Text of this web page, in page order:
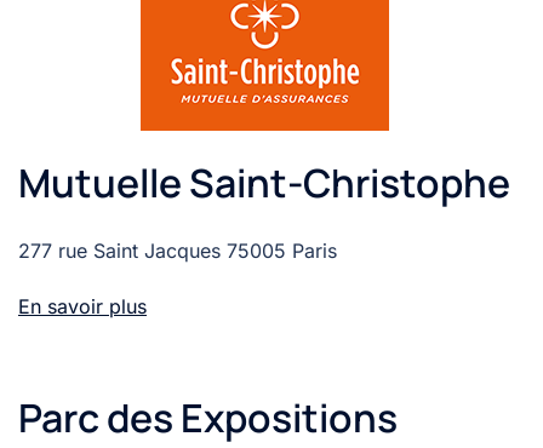
Mutuelle Saint-Christophe
277 rue Saint Jacques 75005 Paris
En savoir plus
Parc des Expositions